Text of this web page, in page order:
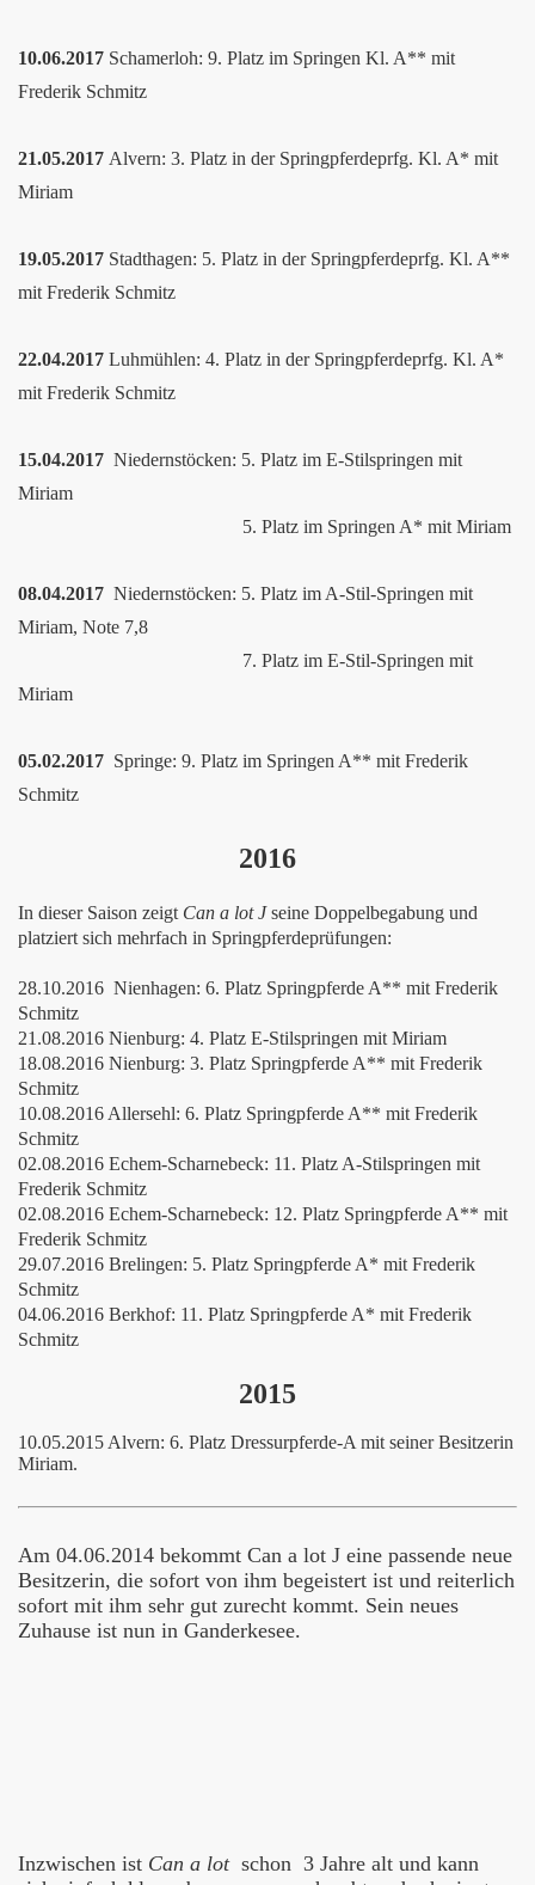
10.06.2017 Schamerloh: 9. Platz im Springen Kl. A** mit
Frederik Schmitz
21.05.2017 Alvern: 3. Platz in der Springpferdeprfg. Kl. A* mit
Miriam
19.05.2017 Stadthagen: 5. Platz in der Springpferdeprfg. Kl. A**
mit Frederik Schmitz
22.04.2017 Luhmühlen: 4. Platz in der Springpferdeprfg. Kl. A*
mit Frederik Schmitz
15.04.2017 Niedernstöcken: 5. Platz im E-Stilspringen mit
Miriam
5. Platz im Springen A* mit Miriam
08.04.2017 Niedernstöcken: 5. Platz im A-Stil-Springen mit
Miriam, Note 7,8
7. Platz im E-Stil-Springen mit
Miriam
05.02.2017 Springe: 9. Platz im Springen A** mit Frederik
Schmitz
2016
In dieser Saison zeigt Can a lot Jseine Doppelbegabung und
platziert sich mehrfach in Springpferdeprüfungen:
28.10.2016 Nienhagen: 6. Platz Springpferde A** mit Frederik
Schmitz
21.08.2016 Nienburg: 4. Platz E-Stilspringen mit Miriam
18.08.2016 Nienburg: 3. Platz Springpferde A** mit Frederik
Schmitz
10.08.2016 Allersehl: 6. Platz Springpferde A** mit Frederik
Schmitz
02.08.2016 Echem-Scharnebeck: 11. Platz A-Stilspringen mit
Frederik Schmitz
02.08.2016 Echem-Scharnebeck: 12. Platz Springpferde A** mit
Frederik Schmitz
29.07.2016 Brelingen: 5. Platz Springpferde A* mit Frederik
Schmitz
04.06.2016 Berkhof: 11. Platz Springpferde A* mit Frederik
Schmitz
2015
10.05.2015 Alvern: 6. Platz Dressurpferde-A mit seiner Besitzerin
Miriam.
Am 04.06.2014 bekommt Can a lot J eine passende neue
Besitzerin, die sofort von ihm begeistert ist und reiterlich
sofort mit ihm sehr gut zurecht kommt. Sein neues
Zuhause ist nun in Ganderkesee.
Inzwischen ist Can a lotschon 3 Jahre alt und kann